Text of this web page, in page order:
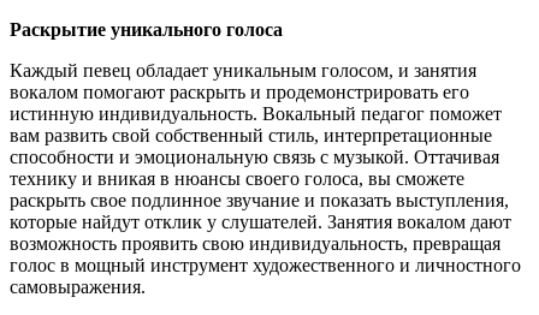
Раскрытие уникального голоса
Каждый певец обладает уникальным голосом, и занятия
вокалом помогают раскрыть и продемонстрировать его
истинную индивидуальность. Вокальный педагог поможет
вам развить свой собственный стиль, интерпретационные
способности и эмоциональную связь с музыкой. Оттачивая
технику и вникая в нюансы своего голоса, вы сможете
раскрыть свое подлинное звучание и показать выступления,
которые найдут отклик у слушателей. Занятия вокалом дают
возможность проявить свою индивидуальность, превращая
голос в мощный инструмент художественного и личностного
самовыражения.